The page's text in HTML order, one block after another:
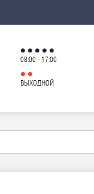
08:00 - 17:00
ВЫХОДНОЙ